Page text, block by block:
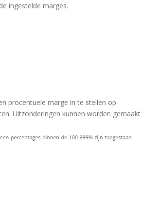
ingestelde marges.
procentuele marge in te stellen op
Uitzonderingen kunnen worden gemaakt